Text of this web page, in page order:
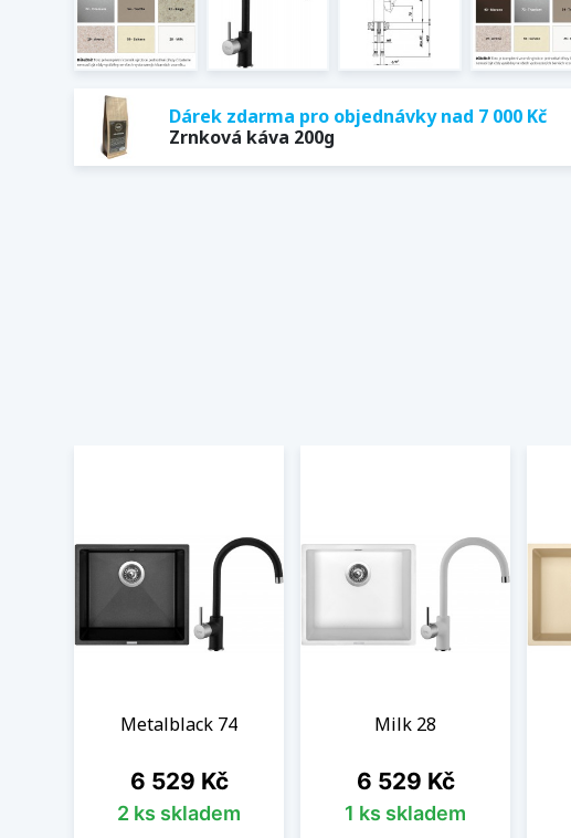
Dárek zdarma pro objednávky nad 7 000 Kč
Zrnková káva 200g
Metalblack 74
Cena
6 529 Kč
2 ks skladem
Milk 28
Cena
6 529 Kč
1 ks skladem